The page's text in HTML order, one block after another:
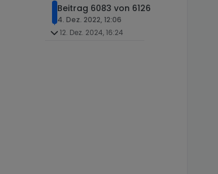
Beitrag 6083 von 6126
4. Dez. 2022, 12:06
12. Dez. 2024, 16:24